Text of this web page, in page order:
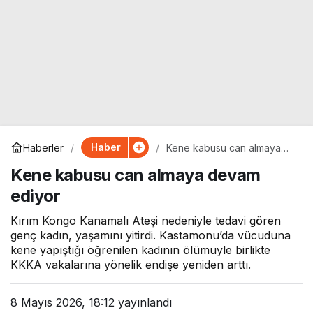
Haberler Haber
Kene kabusu can almaya
Kene kabusu can almaya devam
ediyor
Kırım Kongo Kanamalı Ateşi nedeniyle tedavi gören
genç kadın, yaşamını yitirdi. Kastamonu’da vücuduna
kene yapıştığı öğrenilen kadının ölümüyle birlikte
KKKA vakalarına yönelik endişe yeniden arttı.
8 Mayıs 2026, 18:12 yayınlandı